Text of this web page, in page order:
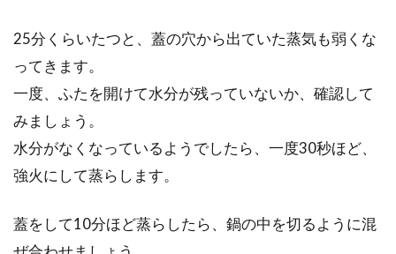
25分くらいたつと、蓋の穴から出ていた蒸気も弱くな
ってきます。
一度、ふたを開けて水分が残っていないか、確認して
みましょう。
水分がなくなっているようでしたら、一度30秒ほど、
強火にして蒸らします。
蓋をして10分ほど蒸らしたら、鍋の中を切るように混